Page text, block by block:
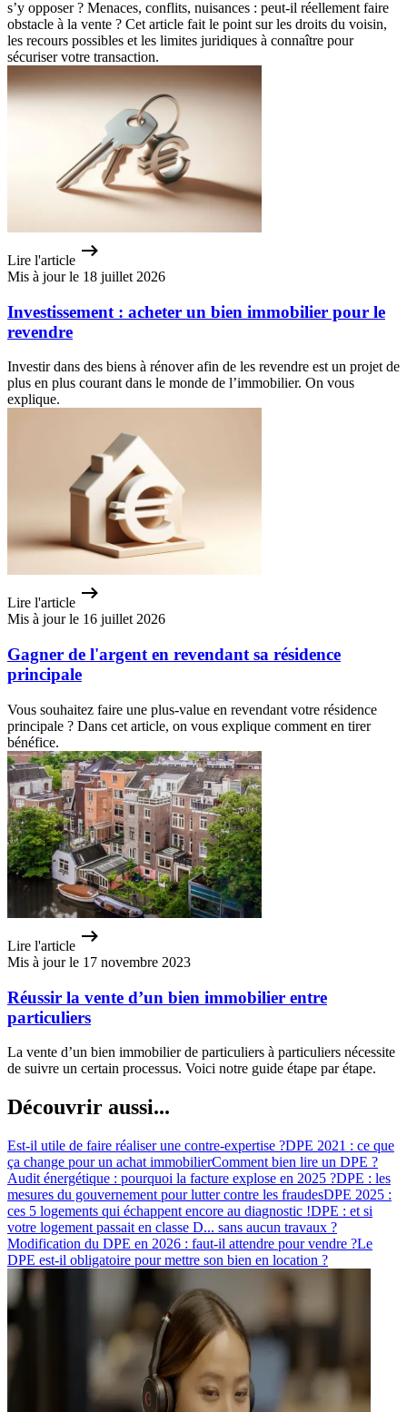
s’y opposer ? Menaces, conflits, nuisances : peut-il réellement faire
obstacle à la vente ? Cet article fait le point sur les droits du voisin,
les recours possibles et les limites juridiques à connaître pour
sécuriser votre transaction.
Lire l'article
Mis à jour le 18 juillet 2026
Investissement : acheter un bien immobilier pour le
revendre
Investir dans des biens à rénover afin de les revendre est un projet de
plus en plus courant dans le monde de l’immobilier. On vous
explique.
Lire l'article
Mis à jour le 16 juillet 2026
Gagner de l'argent en revendant sa résidence
principale
Vous souhaitez faire une plus-value en revendant votre résidence
principale ? Dans cet article, on vous explique comment en tirer
bénéfice.
Lire l'article
Mis à jour le 17 novembre 2023
Réussir la vente d’un bien immobilier entre
particuliers
La vente d’un bien immobilier de particuliers à particuliers nécessite
de suivre un certain processus. Voici notre guide étape par étape.
Découvrir aussi...
Est-il utile de faire réaliser une contre-expertise ?DPE 2021 : ce que
ça change pour un achat immobilierComment bien lire un DPE ?
Audit énergétique : pourquoi la facture explose en 2025 ?DPE : les
mesures du gouvernement pour lutter contre les fraudesDPE 2025 :
ces 5 logements qui échappent encore au diagnostic !DPE : et si
votre logement passait en classe D... sans aucun travaux ?
Modification du DPE en 2026 : faut-il attendre pour vendre ?Le
DPE est-il obligatoire pour mettre son bien en location ?